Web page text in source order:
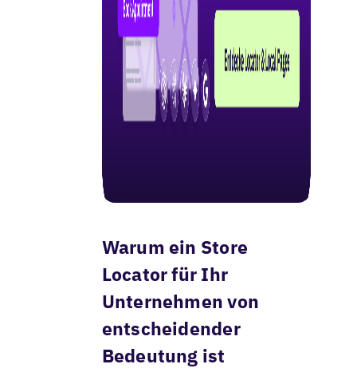
Warum ein Store
Locator für Ihr
Unternehmen von
entscheidender
Bedeutung ist